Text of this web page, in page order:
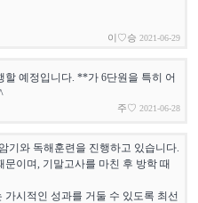
이♡승 2021-06-29
예정입니다. **가 6단원을 특히 어
주♡ 2021-06-28
기와 독해훈련을 진행하고 있습니다.
이며, 기말고사를 마친 후 방학 때
시적인 성과를 거둘 수 있도록 최선